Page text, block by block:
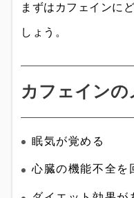
まずはカフェインに
しょう。
カフェインの
眠気が覚める
心臓の機能不全を